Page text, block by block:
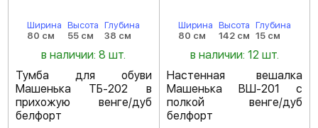
Ширина
80 см
Высота
55 см
Глубина
38 см
в наличии: 8 шт.
Тумба для обуви
Машенька ТБ-202 в
прихожую венге/дуб
белфорт
Ширина
80 см
Высота
142 см
Глубина
15 см
в наличии: 12 шт.
Настенная вешалка
Машенька ВШ-201 с
полкой венге/дуб
белфорт